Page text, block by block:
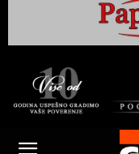
Gradski